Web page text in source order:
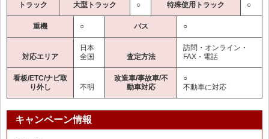
トラック 大型トラック ○ 特殊使用トラック ○
重機 ○ バス ○
対応エリア
日本
全国
査定方法
訪問・オンライン・
FAX・電話
看板/ETC/ナビ取
り外し
不明
改造車/事故車/不
動車対応
○
不動車に対応
キャンペーン情報